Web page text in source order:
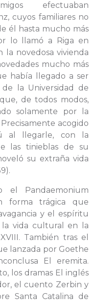
efectuaban
cuyos familiares no
él hasta mucho más
lo llamó a Riga en
la novedosa vivienda
mucho más
había llegado a ser
la Universidad de
de todos modos,
solamente por la
acogido
al llegarle, con la
las tinieblas de su
su extraña vida
el Pandaemonium
forma trágica que
y el espíritu
la vida cultural en la
También tras el
lanzada por Goethe
El eremita.
los dramas El inglés
el cuento Zerbin y
Santa Catalina de